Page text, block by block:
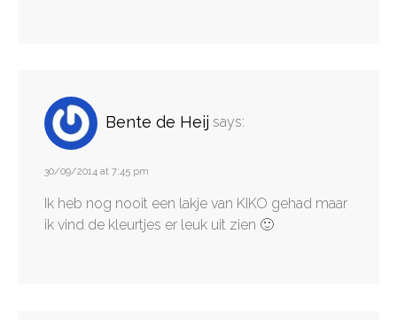
Bente de Heij says:
30/09/2014 at 7:45 pm
Ik heb nog nooit een lakje van KIKO gehad maar
ik vind de kleurtjes er leuk uit zien 🙂